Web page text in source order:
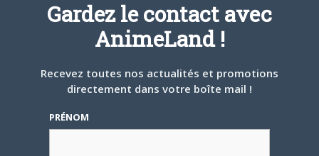
un rêve. Il ne me reste plus qu'à
rencontrer Hiroaki Samura et je pourrai
partir tranquille.
ARTICLES LIÉS
Gardez le contact avec
AnimeLand !
Recevez toutes nos actualités et promotions
directement dans votre boîte mail !
PRÉNOM